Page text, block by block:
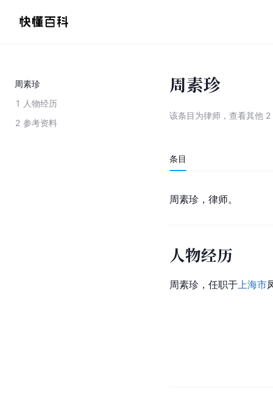
周素珍
1 人物经历
2 参考资料
周素珍
该条目为律师 ， 查看其他 2
条目
周素珍，律师。
人物经历
周素珍，任职于 上海市